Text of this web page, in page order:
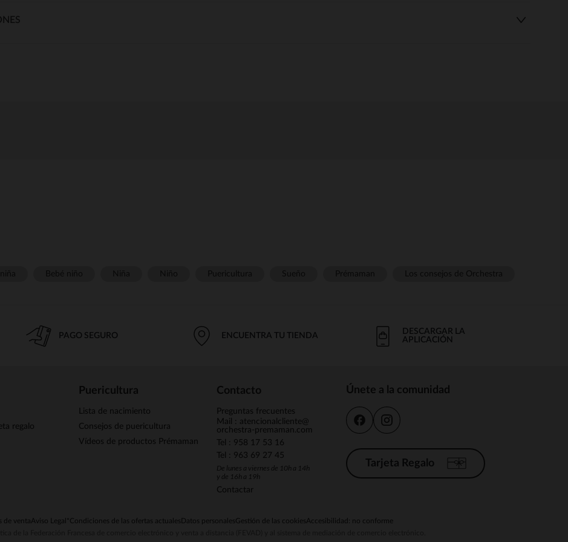
PAGO SEGURO ENCUENTRA TU TIENDA
DESCARGAR LA
APLICACIÓN
regalo
Puericultura
Lista de nacimiento
Consejos de puericultura
Vídeos de productos Prémaman
Contacto
Preguntas frecuentes
Mail : atencionalcliente@
orchestra-premaman.com
Tel : 958 17 53 16
Tel : 963 69 27 45
De lunes a viernes de 10h a 14h
y de 16h a 19h
Contactar
Únete a la comunidad
Tarjeta Regalo
de ventaAviso Legal *Condiciones de las ofertas actuales Datos personalesGestión de las cookiesAccesibilidad: no conforme